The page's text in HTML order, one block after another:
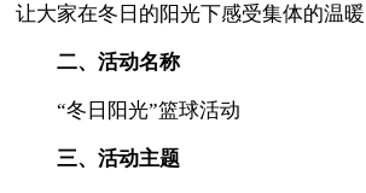
让大家在冬日的阳光下感受集体的温暖
二、活动名称
“冬日阳光”篮球活动
三、活动主题